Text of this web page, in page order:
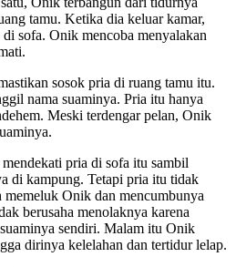
tamu. Ketika dia keluar kamar,
sofa. Onik mencoba menyalakan
sosok pria di ruang tamu itu.
nama suaminya. Pria itu hanya
Meski terdengar pelan, Onik
pria di sofa itu sambil
di kampung. Tetapi pria itu tidak
Onik dan mencumbunya
berusaha menolaknya karena
sendiri. Malam itu Onik
dirinya kelelahan dan tertidur lelap.